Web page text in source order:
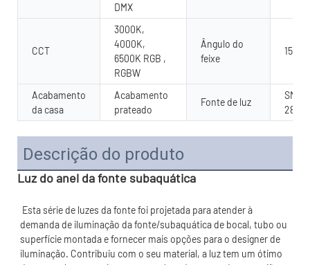
DMX
CCT
3000K,
4000K,
6500K RGB ,
RGBW
Ângulo do
feixe
Acabamento
da casa
Acabamento
prateado
Fonte de luz
SMD/
Descrição do produto
Luz do anel da fonte subaquática
demanda de iluminação da fonte/subaquática de bocal, tubo ou
superfície montada e fornecer mais opções para o designer de
iluminação. Contribuiu com o seu material, a luz tem um ótimo